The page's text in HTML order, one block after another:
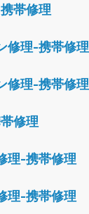
帯修理
修理-携帯修理
修理-携帯修理
修理
理-携帯修理
理-携帯修理